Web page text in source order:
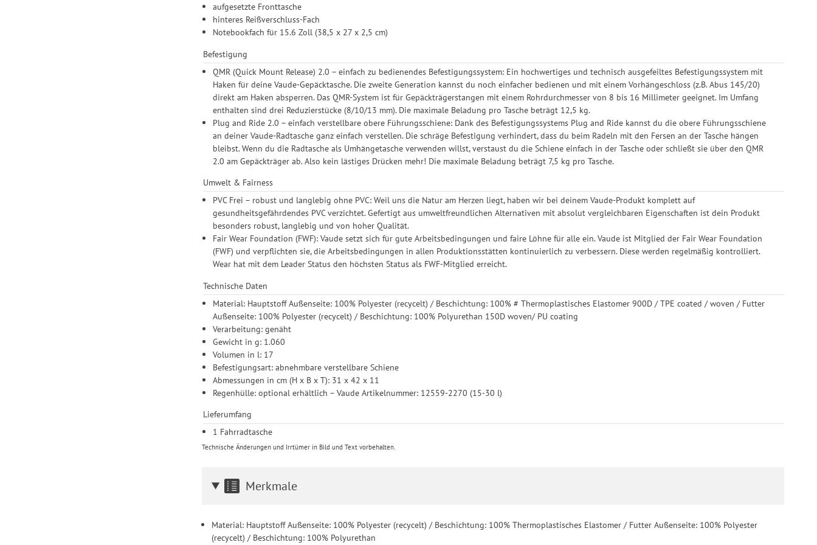
aufgesetzte Fronttasche
hinteres Reißverschluss-Fach
Notebookfach für 15.6 Zoll (38,5 x 27 x 2,5 cm)
Befestigung
QMR (Quick Mount Release) 2.0 – einfach zu bedienendes Befestigungssystem: Ein hochwertiges und technisch ausgefeiltes Befestigungssystem mit
Haken für deine Vaude-Gepäcktasche. Die zweite Generation kannst du noch einfacher bedienen und mit einem Vorhängeschloss (z.B. Abus 145/20)
direkt am Haken absperren. Das QMR-System ist für Gepäckträgerstangen mit einem Rohrdurchmesser von 8 bis 16 Millimeter geeignet. Im Umfang
enthalten sind drei Reduzierstücke (8/10/13 mm). Die maximale Beladung pro Tasche beträgt 12,5 kg.
Plug and Ride 2.0 – einfach verstellbare obere Führungsschiene: Dank des Befestigungssystems Plug and Ride kannst du die obere Führungsschiene
an deiner Vaude-Radtasche ganz einfach verstellen. Die schräge Befestigung verhindert, dass du beim Radeln mit den Fersen an der Tasche hängen
bleibst. Wenn du die Radtasche als Umhängetasche verwenden willst, verstaust du die Schiene einfach in der Tasche oder schließt sie über den QMR
2.0 am Gepäckträger ab. Also kein lästiges Drücken mehr! Die maximale Beladung beträgt 7,5 kg pro Tasche.
Umwelt & Fairness
PVC Frei – robust und langlebig ohne PVC: Weil uns die Natur am Herzen liegt, haben wir bei deinem Vaude-Produkt komplett auf
gesundheitsgefährdendes PVC verzichtet. Gefertigt aus umweltfreundlichen Alternativen mit absolut vergleichbaren Eigenschaften ist dein Produkt
besonders robust, langlebig und von hoher Qualität.
Fair Wear Foundation (FWF): Vaude setzt sich für gute Arbeitsbedingungen und faire Löhne für alle ein. Vaude ist Mitglied der Fair Wear Foundation
(FWF) und verpflichten sie, die Arbeitsbedingungen in allen Produktionsstätten kontinuierlich zu verbessern. Diese werden regelmäßig kontrolliert.
Wear hat mit dem Leader Status den höchsten Status als FWF-Mitglied erreicht.
Technische Daten
Material: Hauptstoff Außenseite: 100% Polyester (recycelt) / Beschichtung: 100% # Thermoplastisches Elastomer 900D / TPE coated / woven / Futter
Außenseite: 100% Polyester (recycelt) / Beschichtung: 100% Polyurethan 150D woven/ PU coating
Verarbeitung: genäht
Gewicht in g: 1.060
Volumen in l: 17
Befestigungsart: abnehmbare verstellbare Schiene
Abmessungen in cm (H x B x T): 31 x 42 x 11
Regenhülle: optional erhältlich – Vaude Artikelnummer: 12559-2270 (15-30 l)
Lieferumfang
1 Fahrradtasche
Technische Änderungen und Irrtümer in Bild und Text vorbehalten.
Merkmale
Material: Hauptstoff Außenseite: 100% Polyester (recycelt) / Beschichtung: 100% Thermoplastisches Elastomer / Futter Außenseite: 100% Polyester
(recycelt) / Beschichtung: 100% Polyurethan